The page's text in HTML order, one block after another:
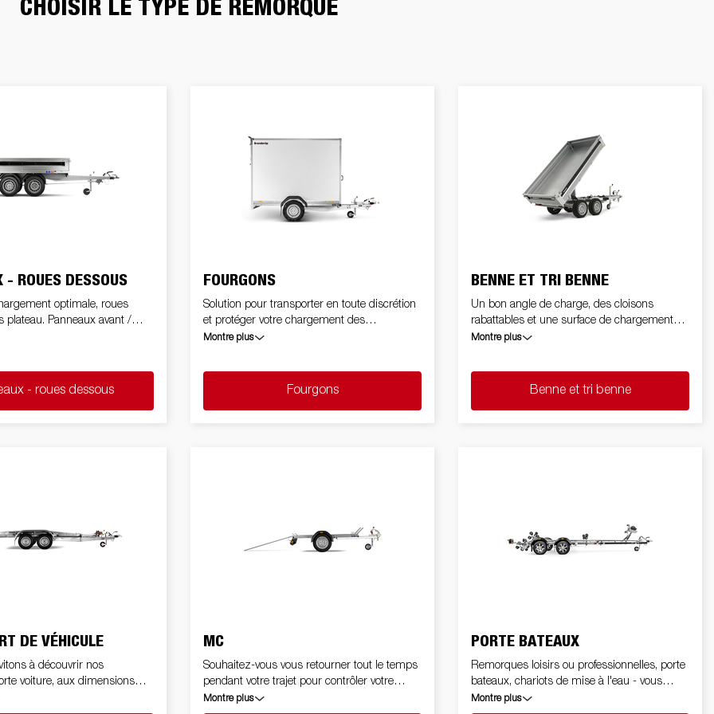
Roues / Jantes /
Un poids au timon correct
CHOISIR LE TYPE DE REMORQUE
- ROUES DESSOUS
optimale, roues
plateau. Panneaux avant /
et amovibles, pour
chargement, une fois tous les
- roues dessous
FOURGONS
Solution pour transporter en toute discrétion
et protéger votre chargement des
intempéries et des vols
Montre plus
Fourgons
BENNE ET TRI BENNE
Un bon angle de charge, des cloisons
rabattables et une surface de chargement
basculante rendent le travail tellement plus
basculantes des matériaux vraiment lourds
Montre plus
Benne et tri benne
DE VÉHICULE
à découvrir nos
voiture, aux dimensions
permettre le transport en
MC
Souhaitez-vous vous retourner tout le temps
pendant votre trajet pour contrôler votre
moto? Une solution: une remorque conçue
Montre plus
PORTE BATEAUX
Remorques loisirs ou professionnelles, porte
bateaux, chariots de mise à l'eau - vous
pouvez rapidement et facilement lancer vos
Montre plus